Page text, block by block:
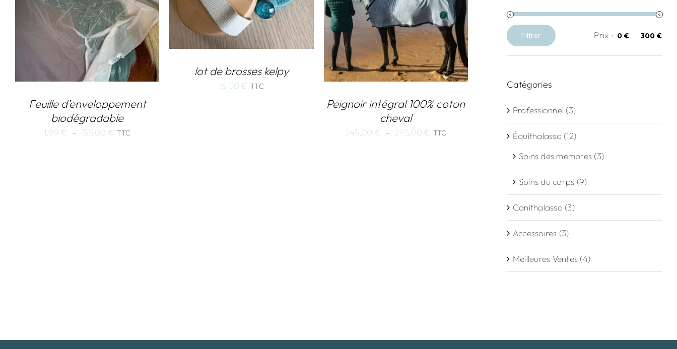
Feuille d’enveloppement
biodégradable
1,99 € – 155,00 € Plage
TTC
lot de brosses kelpy
15,00 € TTC
Peignoir intégral 100% coton
cheval
245,00 € – 295,00 € Plage
TTC
Prix
min
Prix
max
Filtrer Prix : 0 €— 300 €
Catégories
Professionnel (3)
Équithalasso (12)
Soins des membres (3)
Soins du corps (9)
Canithalasso (3)
Accessoires (3)
Meilleures Ventes (4)